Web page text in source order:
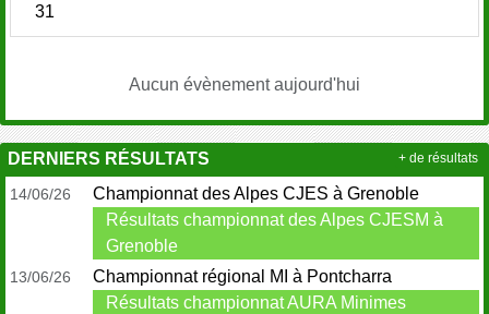
31
Aucun évènement aujourd'hui
DERNIERS RÉSULTATS
14/06/26
Championnat des Alpes CJES à Grenoble
Résultats championnat des Alpes CJESM à
Grenoble
13/06/26
Championnat régional MI à Pontcharra
Résultats championnat AURA Minimes
+ de résultats